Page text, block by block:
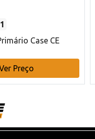
Case CE
Preço